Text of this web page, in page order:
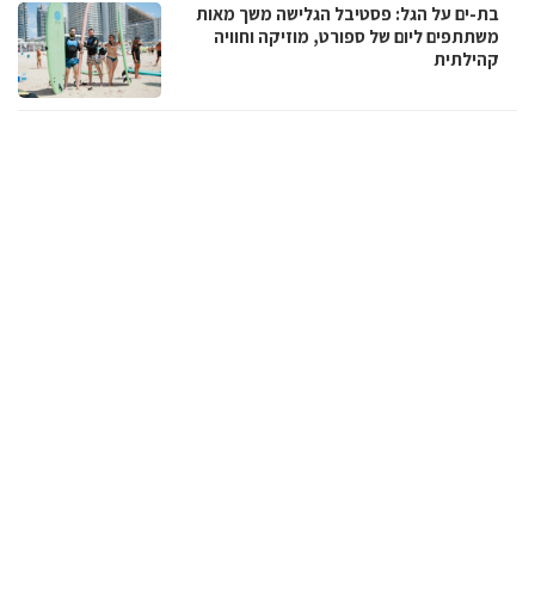
בת-ים על הגל: פסטיבל הגלישה משך מאות
משתתפים ליום של ספורט, מוזיקה וחוויה
קהילתית